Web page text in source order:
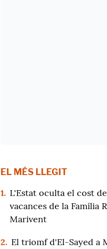
EL MÉS LLEGIT
1. L'Estat oculta el cost
vacances de la Família
Marivent
2. El triomf d'El-Sayed a